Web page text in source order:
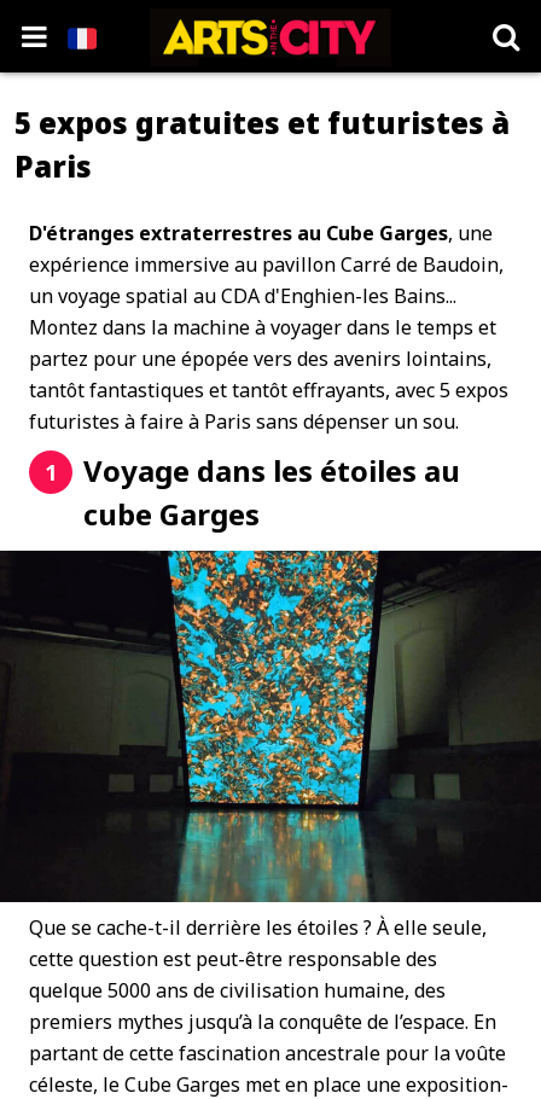
5 expos gratuites et futuristes à
Paris
D'étranges extraterrestres au Cube Garges, une
expérience immersive au pavillon Carré de Baudoin,
un voyage spatial au CDA d'Enghien-les Bains...
Montez dans la machine à voyager dans le temps et
partez pour une épopée vers des avenirs lointains,
tantôt fantastiques et tantôt effrayants, avec 5 expos
futuristes à faire à Paris sans dépenser un sou.
1
Voyage dans les étoiles au
cube Garges
Que se cache-t-il derrière les étoiles ? À elle seule,
cette question est peut-être responsable des
quelque 5000 ans de civilisation humaine, des
premiers mythes jusqu’à la conquête de l’espace. En
partant de cette fascination ancestrale pour la voûte
céleste, le Cube Garges met en place une exposition-